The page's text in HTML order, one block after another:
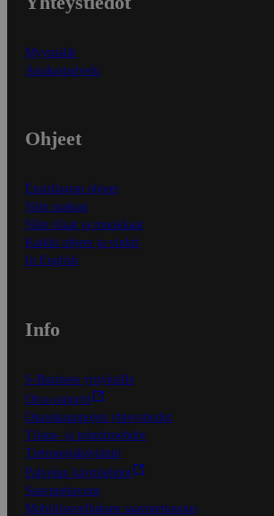
Myymälät
Asiakaspalvelu
Ohjeet
Ensitilaajan ohjeet
Näin maksat
Näin tilaat ja muokkaat
Kaikki ohjeet ja vinkit
In English
Info
S-Business yrityksille
Oiva-raportit
Osuuskauppojen yhteystiedot
Tilaus- ja toimitusehdot
Tietosuojakäytäntö
Palvelun käyttöehdot
Saavutettavuus
Mobiilisovelluksen saavutettavuus